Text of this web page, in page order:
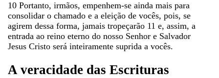
10 Portanto, irmãos, empenhem-se ainda mais para
consolidar o chamado e a eleição de vocês, pois, se
agirem dessa forma, jamais tropeçarão 11 e, assim, a
entrada ao reino eterno do nosso Senhor e Salvador
Jesus Cristo será inteiramente suprida a vocês.
A veracidade das Escrituras